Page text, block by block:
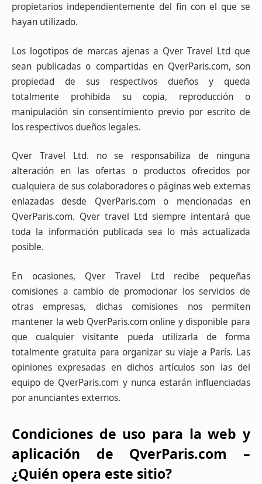
propietarios independientemente del fin con el que se
hayan utilizado.
Los logotipos de marcas ajenas a Qver Travel Ltd que
sean publicadas o compartidas en QverParis.com, son
propiedad de sus respectivos dueños y queda
totalmente prohibida su copia, reproducción o
manipulación sin consentimiento previo por escrito de
los respectivos dueños legales.
Qver Travel Ltd. no se responsabiliza de ninguna
alteración en las ofertas o productos ofrecidos por
cualquiera de sus colaboradores o páginas web externas
enlazadas desde QverParis.com o mencionadas en
QverParis.com. Qver travel Ltd siempre intentará que
toda la información publicada sea lo más actualizada
posible.
En ocasiones, Qver Travel Ltd recibe pequeñas
comisiones a cambio de promocionar los servicios de
otras empresas, dichas comisiones nos permiten
mantener la web QverParis.com online y disponible para
que cualquier visitante pueda utilizarla de forma
totalmente gratuita para organizar su viaje a París. Las
opiniones expresadas en dichos artículos son las del
equipo de QverParis.com y nunca estarán influenciadas
por anunciantes externos.
Condiciones de uso para la web y
aplicación de QverParis.com –
¿Quién opera este sitio?